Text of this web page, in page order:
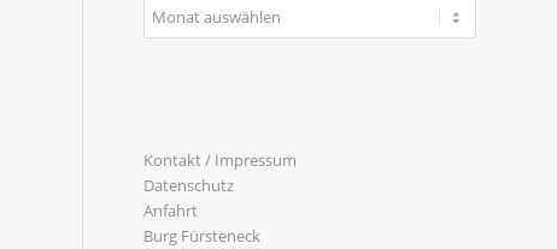
Kontakt / Impressum
Datenschutz
Anfahrt
Burg Fürsteneck